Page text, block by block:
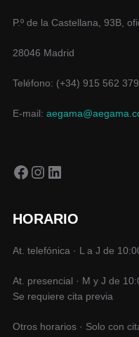
P.º de la Castellana, 93B,
28046 Madrid
Teléfono: (+34) 915 562 379
E-mail:
Facebook
Instagram
LinkedIn
HORARIO
At. telefónica · L a J de
At. presencial · M y J de
Se requiere cita previa
Otros horarios · Solo con